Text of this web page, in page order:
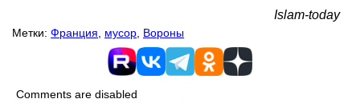
Islam-today
Метки: Франция мусор Вороны
Comments are disabled